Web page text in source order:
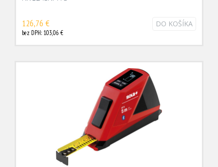
126,76 €
bez DPH: 103,06 €
DO KOŠÍKA